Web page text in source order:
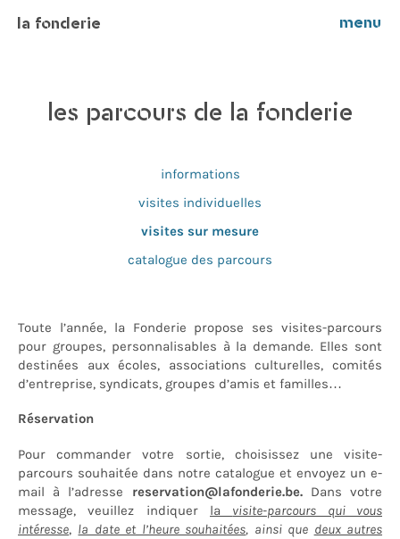
la fonderie menu
les parcours de la fonderie
informations
visites individuelles
visites sur mesure
catalogue des parcours
Toute l’année, la Fonderie propose ses visites-parcours
pour groupes, personnalisables à la demande. Elles sont
destinées aux écoles, associations culturelles, comités
d’entreprise, syndicats, groupes d’amis et familles…
Réservation
Pour commander votre sortie, choisissez une visite-
parcours souhaitée dans notre catalogue et envoyez un e-
mail à l’adresse reservation@lafonderie.be. Dans votre
message, veuillez indiquer la visite-parcours qui vous
intéresse, la date et l’heure souhaitées, ainsi que deux autres